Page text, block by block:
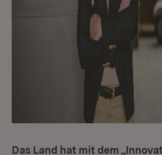
Das Land hat mit dem